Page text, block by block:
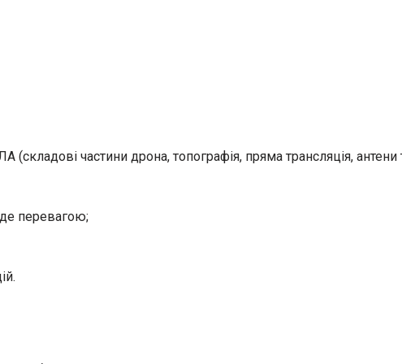
(складові частини дрона, топографія, пряма трансляція,
перевагою;